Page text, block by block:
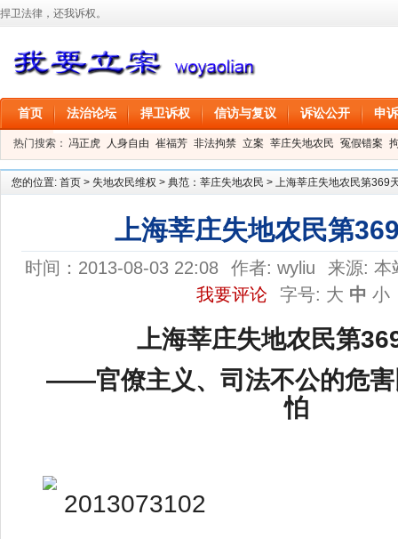
捍卫法律，还我诉权。
首页 法治论坛 捍卫诉权 信访与复议 诉讼公开 申
热门搜索： 冯正虎 人身自由 崔福芳 非法拘禁 立案 莘庄失地农民 冤假错案
叶剑 刑事拘留 信息公开 叶桂香
您的位置: 首页 > 失地农民维权 > 典范：莘庄失地农民 > 上海莘庄失地农民第369
上海莘庄失地农民第
时间：2013-08-03 22:08 作者: wyliu 来源: 本
我要评论
字号: 大 中 小
上海莘庄失地农民第
——官僚主义、司法不公的危害
怕